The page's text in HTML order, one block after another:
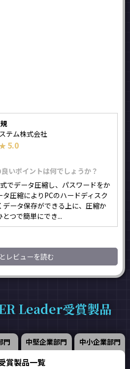
テム株式会社
5.0
いポイントは何でしょうか？
でデータ圧縮し、パスワードをか
圧縮によりPCのハードディスク
ータ保存ができる上に、圧縮か
つで簡単にでき...
レビューを読む
Leader受賞製品
門 中堅企業部門 中小企業部門
賞製品一覧